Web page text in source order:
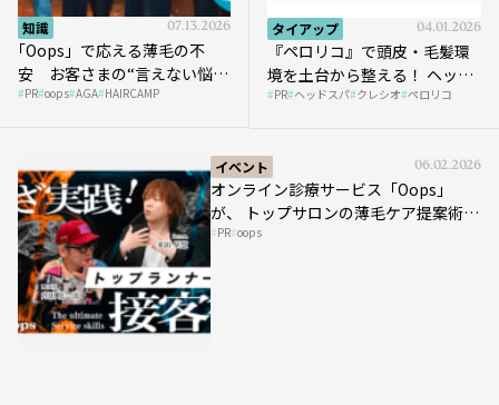
知識 07.13.2026
｢Oops」で応える薄毛の不
安 お客さまの“言えない悩
み”にどう向き合う？ ＃01
PR oops AGA HAIRCAMP
タイアップ 04.01.2026
『ペロリコ』で頭皮・毛髪環
境を土台から整える！ ヘッド
スパ比率1.5倍アップの秘策を
PR ヘッドスパ クレシオ ペロリコ
イベント 06.02.2026
オンライン診療サービス「Oops」
が、 トップサロンの薄毛ケア提案術を
HAIRCAMPで公開！
PR oops